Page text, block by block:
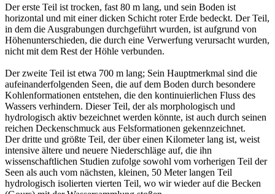
Der erste Teil ist trocken, fast 80 m lang, und sein Boden ist
horizontal und mit einer dicken Schicht roter Erde bedeckt. Der Teil,
in dem die Ausgrabungen durchgeführt wurden, ist aufgrund von
Höhenunterschieden, die durch eine Verwerfung verursacht wurden,
nicht mit dem Rest der Höhle verbunden.
Der zweite Teil ist etwa 700 m lang; Sein Hauptmerkmal sind die
aufeinanderfolgenden Seen, die auf dem Boden durch besondere
Kohlenformationen entstehen, die den kontinuierlichen Fluss des
Wassers verhindern. Dieser Teil, der als morphologisch und
hydrologisch aktiv bezeichnet werden könnte, ist auch durch seinen
reichen Deckenschmuck aus Felsformationen gekennzeichnet.
Der dritte und größte Teil, der über einen Kilometer lang ist, weist
intensive ältere und neuere Niederschläge auf, die ihn
wissenschaftlichen Studien zufolge sowohl vom vorherigen Teil der
Seen als auch vom nächsten, kleinen, 50 Meter langen Teil
hydrologisch isolierten vierten Teil, wo wir wieder auf die Becken